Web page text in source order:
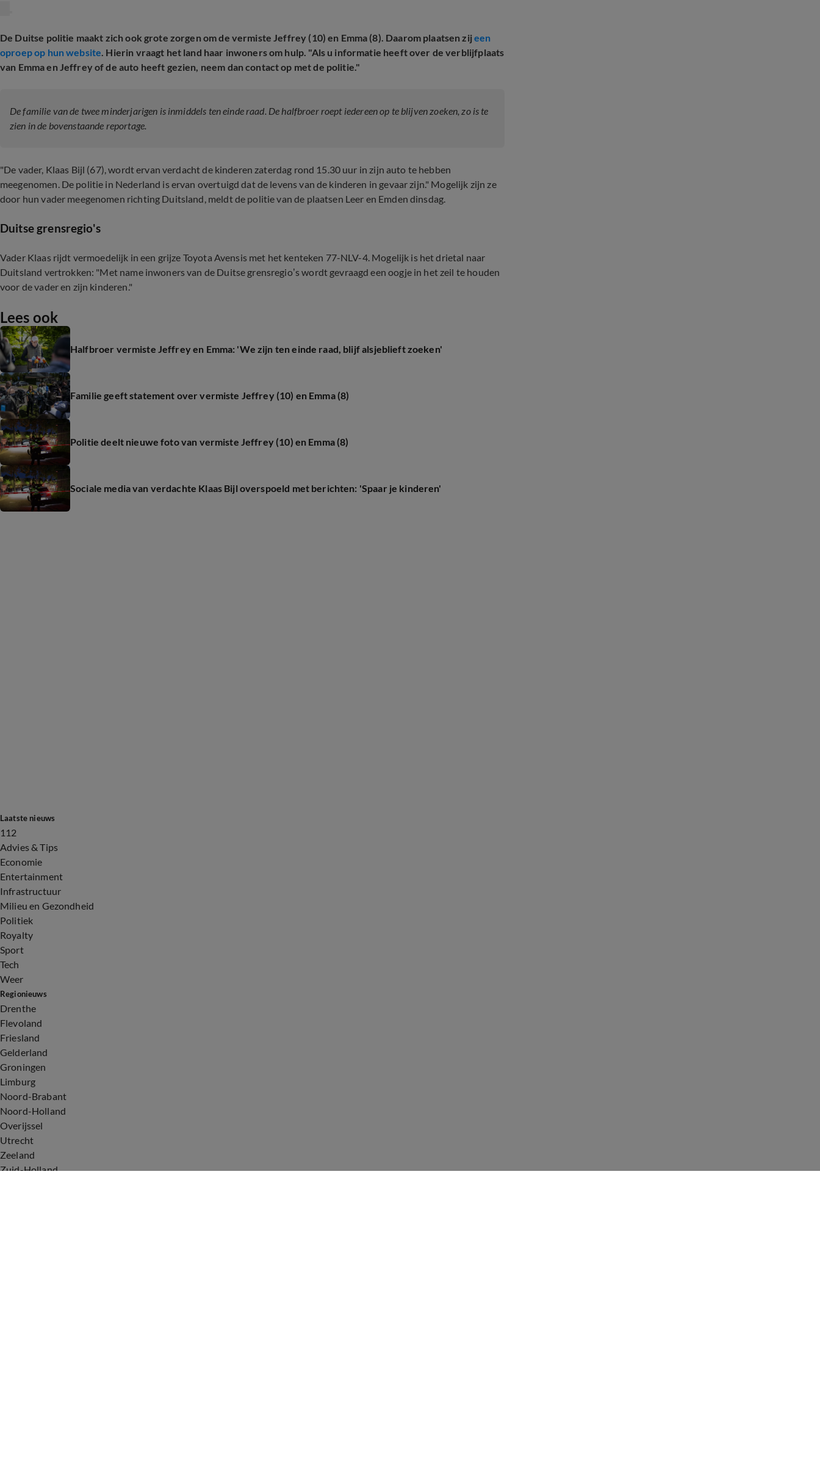
De Duitse politie maakt zich ook grote zorgen om de vermiste Jeffrey (10) en Emma (8). Daarom plaatsen zijeen
oproep op hun website. Hierin vraagt het land haar inwoners om hulp. "Als u informatie heeft over de verblijfplaats
van Emma en Jeffrey of de auto heeft gezien, neem dan contact op met de politie."
De familie van de twee minderjarigen is inmiddels ten einde raad. De halfbroer roept iedereen op te blijven zoeken, zo is te
zien in de bovenstaande reportage.
"De vader, Klaas Bijl (67), wordt ervan verdacht de kinderen zaterdag rond 15.30 uur in zijn auto te hebben
meegenomen. De politie in Nederland is ervan overtuigd dat de levens van de kinderen in gevaar zijn." Mogelijk zijn ze
door hun vader meegenomen richting Duitsland, meldt de politie van de plaatsen Leer en Emden dinsdag.
Duitse grensregio's
Vader Klaas rijdt vermoedelijk in een grijze Toyota Avensis met het kenteken 77-NLV-4. Mogelijk is het drietal naar
Duitsland vertrokken: "Met name inwoners van de Duitse grensregio’s wordt gevraagd een oogje in het zeil te houden
voor de vader en zijn kinderen."
Lees ook
Halfbroer vermiste Jeffrey en Emma: 'We zijn ten einde raad, blijf alsjeblieft zoeken'
Familie geeft statement over vermiste Jeffrey (10) en Emma (8)
Politie deelt nieuwe foto van vermiste Jeffrey (10) en Emma (8)
Sociale media van verdachte Klaas Bijl overspoeld met berichten: 'Spaar je kinderen'
Laatste nieuws
112
Advies & Tips
Economie
Entertainment
Infrastructuur
Milieu en Gezondheid
Politiek
Royalty
Sport
Tech
Weer
Regionieuws
Drenthe
Flevoland
Friesland
Gelderland
Groningen
Limburg
Noord-Brabant
Noord-Holland
Overijssel
Utrecht
Zeeland
Zuid-Holland